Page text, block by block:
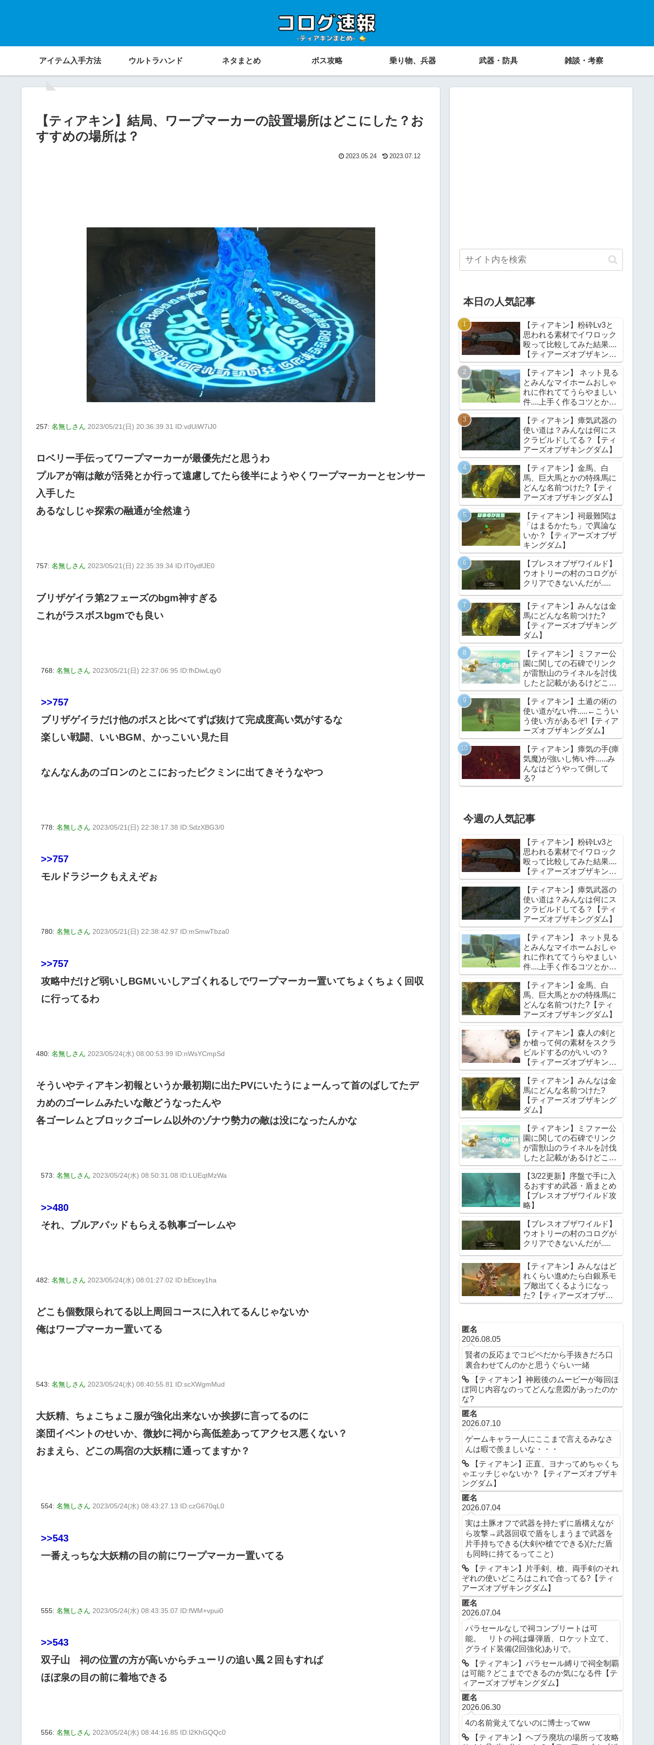
アイテム入手方法 ウルトラハンド ネタまとめ ボス攻略 乗り物、兵器 武器・防具 雑談・考察
【ティアキン】結局、ワープマーカーの設置場所はどこにした？お
すすめの場所は？
2023.05.24 2023.07.12
257: 名無しさん 2023/05/21(日) 20:36:39.31 ID:vdUiW7iJ0
ロベリー手伝ってワープマーカーが最優先だと思うわ
プルアが南は敵が活発とか行って遠慮してたら後半にようやくワープマーカーとセンサー
入手した
あるなしじゃ探索の融通が全然違う
757: 名無しさん 2023/05/21(日) 22:35:39.34 ID:lT0ydfJE0
ブリザゲイラ第2フェーズのbgm神すぎる
これがラスボスbgmでも良い
768: 名無しさん 2023/05/21(日) 22:37:06.95 ID:fhDiwLqy0
>>757
ブリザゲイラだけ他のボスと比べてずば抜けて完成度高い気がするな
楽しい戦闘、いいBGM、かっこいい見た目
なんなんあのゴロンのとこにおったピクミンに出てきそうなやつ
778: 名無しさん 2023/05/21(日) 22:38:17.38 ID:SdzXBG3/0
>>757
モルドラジークもええぞぉ
780: 名無しさん 2023/05/21(日) 22:38:42.97 ID:mSmwTbza0
>>757
攻略中だけど弱いしBGMいいしアゴくれるしでワープマーカー置いてちょくちょく回収
に行ってるわ
480: 名無しさん 2023/05/24(水) 08:00:53.99 ID:nWsYCmpSd
そういやティアキン初報というか最初期に出たPVにいたうにょーんって首のばしてたデ
カめのゴーレムみたいな敵どうなったんや
各ゴーレムとブロックゴーレム以外のゾナウ勢力の敵は没になったんかな
573: 名無しさん 2023/05/24(水) 08:50:31.08 ID:LUEqtMzWa
>>480
それ、プルアパッドもらえる執事ゴーレムや
482: 名無しさん 2023/05/24(水) 08:01:27.02 ID:bEtcey1ha
どこも個数限られてる以上周回コースに入れてるんじゃないか
俺はワープマーカー置いてる
543: 名無しさん 2023/05/24(水) 08:40:55.81 ID:scXWgmMud
大妖精、ちょこちょこ服が強化出来ないか挨拶に言ってるのに
楽団イベントのせいか、微妙に祠から高低差あってアクセス悪くない？
おまえら、どこの馬宿の大妖精に通ってますか？
554: 名無しさん 2023/05/24(水) 08:43:27.13 ID:czG670qL0
>>543
一番えっちな大妖精の目の前にワープマーカー置いてる
555: 名無しさん 2023/05/24(水) 08:43:35.07 ID:fWM+vpui0
>>543
双子山 祠の位置の方が高いからチューリの追い風２回もすれば
ほぼ泉の目の前に着地できる
556: 名無しさん 2023/05/24(水) 08:44:16.85 ID:l2KhGQQc0
本日の人気記事
【ティアキン】粉砕Lv3と
思われる素材でイワロック
殴って比較してみた結果....
【ティアーズオブザキング
ダム】
【ティアキン】 ネット見る
とみんなマイホームおしゃ
れに作れててうらやましい
件....上手く作るコツとかあ
る？【ティアーズオブザキ
ングダム】
【ティアキン】瘴気武器の
使い道は？みんなは何にス
クラビルドしてる？【ティ
アーズオブザキングダム】
【ティアキン】金馬、白
馬、巨大馬とかの特殊馬に
どんな名前つけた?【ティ
アーズオブザキングダム】
【ティアキン】祠最難関は
「はまるかたち」で異論な
いか？【ティアーズオブザ
キングダム】
【ブレスオブザワイルド】
ウオトリーの村のコログが
クリアできないんだが.....
【ティアキン】みんなは金
馬にどんな名前つけた?
【ティアーズオブザキング
ダム】
【ティアキン】ミファー公
園に関しての石碑でリンク
が雷獣山のライネルを討伐
したと記載があるけどこれ
っていつの話?【ティアー
ズオブザキングダム】
【ティアキン】土遁の術の
使い道がない件.....←こうい
う使い方があるぞ!【ティア
ーズオブザキングダム】
【ティアキン】瘴気の手(瘴
気魔)が強いし怖い件......み
んなはどうやって倒して
る?
今週の人気記事
【ティアキン】粉砕Lv3と
思われる素材でイワロック
殴って比較してみた結果....
【ティアーズオブザキング
ダム】
【ティアキン】瘴気武器の
使い道は？みんなは何にス
クラビルドしてる？【ティ
アーズオブザキングダム】
【ティアキン】 ネット見る
とみんなマイホームおしゃ
れに作れててうらやましい
件....上手く作るコツとかあ
る？【ティアーズオブザキ
ングダム】
【ティアキン】金馬、白
馬、巨大馬とかの特殊馬に
どんな名前つけた?【ティ
アーズオブザキングダム】
【ティアキン】森人の剣と
か槍って何の素材をスクラ
ビルドするのがいいの？
【ティアーズオブザキング
ダム】
【ティアキン】みんなは金
馬にどんな名前つけた?
【ティアーズオブザキング
ダム】
【ティアキン】ミファー公
園に関しての石碑でリンク
が雷獣山のライネルを討伐
したと記載があるけどこれ
っていつの話?【ティアー
ズオブザキングダム】
【3/22更新】序盤で手に入
るおすすめ武器・盾まとめ
【ブレスオブザワイルド攻
略】
【ブレスオブザワイルド】
ウオトリーの村のコログが
クリアできないんだが.....
【ティアキン】みんなはど
れくらい進めたら白銀系モ
ブ敵出てくるようになっ
た?【ティアーズオブザキ
ングダム】
匿名
2026.08.05
賢者の反応までコピペだから手抜きだろ口
裏合わせてんのかと思うぐらい一緒
【ティアキン】神殿後のムービーが毎回ほ
ぼ同じ内容なのってどんな意図があったのか
な?
匿名
2026.07.10
ゲームキャラ一人にここまで言えるみなさ
んは暇で羨ましいな・・・
【ティアキン】正直、ヨナってめちゃくち
ゃエッチじゃないか？【ティアーズオブザキ
ングダム】
匿名
2026.07.04
実は土豚オフで武器を持たずに盾構えなが
ら攻撃→武器回収で盾をしまうまで武器を
片手持ちできる(大剣や槍でできる)(ただ盾
も同時に持てるってこと)
【ティアキン】片手剣、槍、両手剣のそれ
ぞれの使いどころはこれで合ってる?【ティ
アーズオブザキングダム】
匿名
2026.07.04
パラセールなしで祠コンプリートは可
能。 リトの祠は爆弾盾、ロケット立て、
グライド装備(2回強化)ありで。
【ティアキン】パラセール縛りで祠全制覇
は可能？どこまでできるのか気になる件【テ
ィアーズオブザキングダム】
匿名
2026.06.30
4の名前覚えてないのに博士ってww
【ティアキン】ヘブラ廃坑の場所って攻略